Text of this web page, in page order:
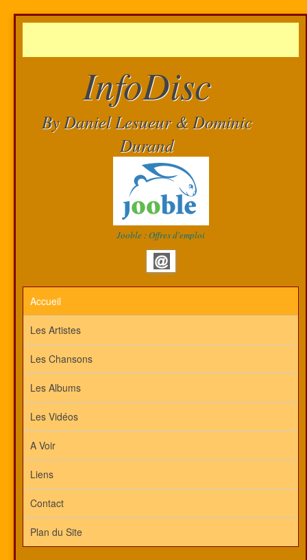
InfoDisc
By Daniel Lesueur & Dominic
Durand
Jooble : Offres d'emploi
Accueil
Les Artistes
Les Chansons
Les Albums
Les Vidéos
A Voir
Liens
Contact
Plan du Site